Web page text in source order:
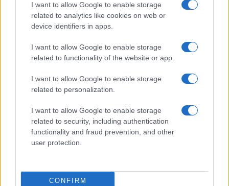
I want to allow Google to enable storage
related to analytics like cookies on web or
device identifiers in apps.
I want to allow Google to enable storage
related to functionality of the website or app.
I want to allow Google to enable storage
related to personalization.
I want to allow Google to enable storage
related to security, including authentication
functionality and fraud prevention, and other
user protection.
CONFIRM
Szintúgy ismert, hogy Jackson volt a magyar-
zsidó származású Uri Geller izraeli bűvész
esküvőjén a tanú — noha jól elkésett az
eseményről.
Ezek mellett közeli bizalmast talált Amerika
egyik legnépszerűbb rabbijában,
Boteachban.
A híres és befolyásos rabbi több
pedofil vádaktól idővel teljesen